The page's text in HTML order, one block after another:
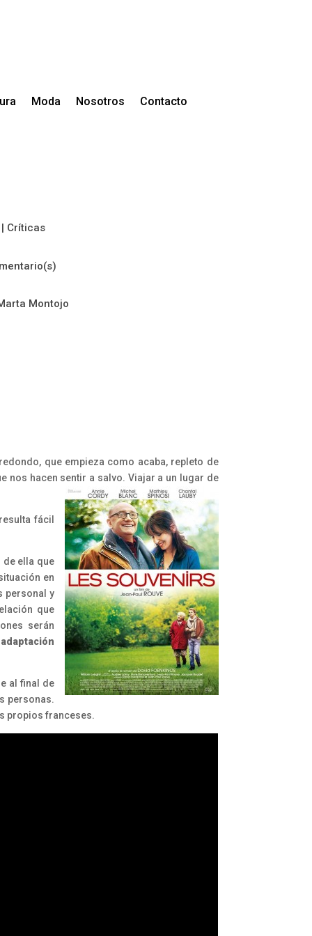
Moda Nosotros Contacto
Críticas
Montojo
que empieza como acaba, repleto de
nos hacen sentir a salvo. Viajar a un lugar de
fácil
de ella que
en
personal y
que
serán
al final de
personas.
propios franceses.